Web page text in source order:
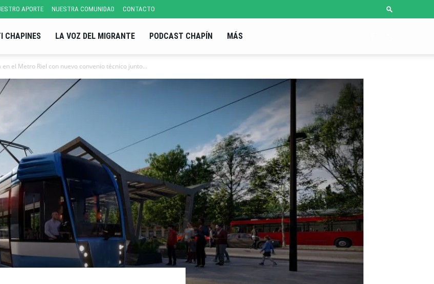
APORTE NUESTRA COMUNIDAD CONTACTO
CHAPINES LA VOZ DEL MIGRANTE PODCAST CHAPÍN MÁS
el Metro Riel con nuevo convenio técnico junto...